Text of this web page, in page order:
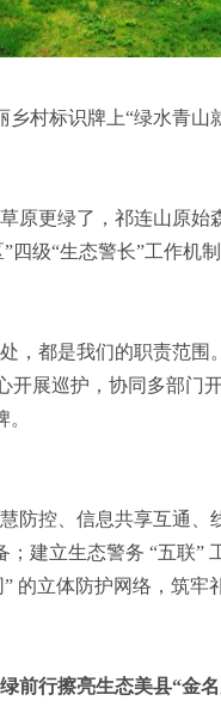
村标识牌上“绿水青山
原更绿了，祁连山原始
级“生态警长”工作机制
，都是我们的职责范围
开展巡护，协同多部门
防控、信息共享互通、
建立生态警务 “五联”
的立体防护网络，筑牢
前行擦亮生态美县“金